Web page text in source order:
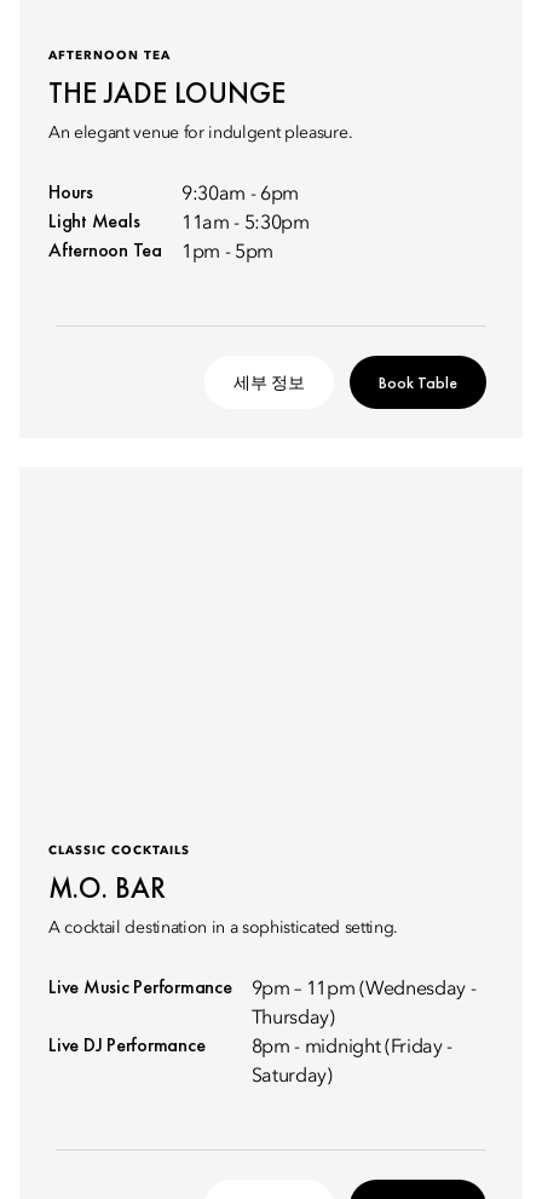
AFTERNOON TEA
THE JADE LOUNGE
An elegant venue for indulgent pleasure.
Hours 9:30am - 6pm
Light Meals 11am - 5:30pm
Afternoon Tea 1pm - 5pm
세부 정보 Book Table
CLASSIC COCKTAILS
M.O. BAR
A cocktail destination in a sophisticated setting.
Live Music Performance
9pm – 11pm (Wednesday -
Thursday)
Live DJ Performance
8pm - midnight (Friday -
Saturday)